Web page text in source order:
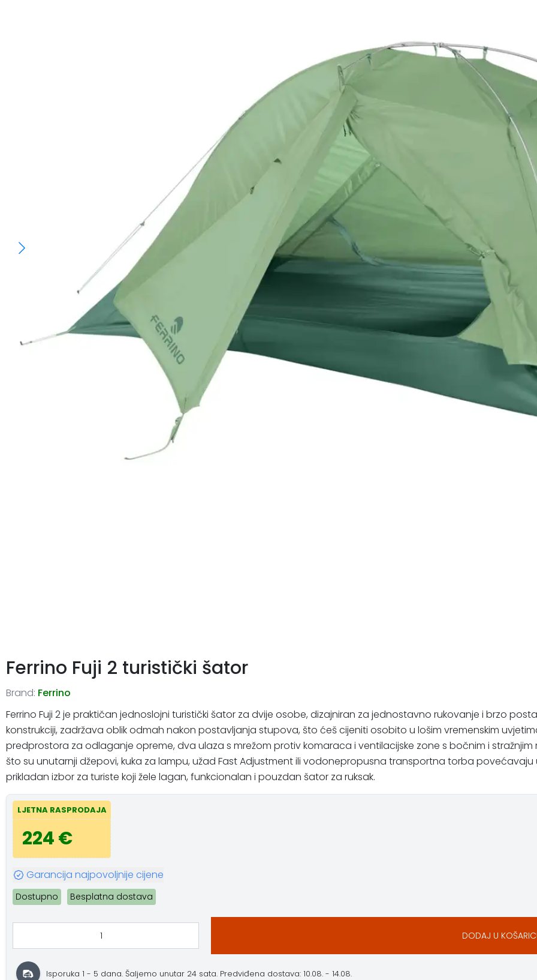
Ferrino Fuji 2 turistički šator
Brand: Ferrino
Ferrino Fuji 2 je praktičan jednoslojni turistički šator za dvije osobe, dizajniran za jednostavno rukovanje i brzo
konstrukciji, zadržava oblik odmah nakon postavljanja stupova, što ćeš cijeniti osobito u lošim vremenskim
predprostora za odlaganje opreme, dva ulaza s mrežom protiv komaraca i ventilacijske zone s bočnim i
što su unutarnji džepovi, kuka za lampu, užad Fast Adjustment ili vodonepropusna transportna torba povećavaju
prikladan izbor za turiste koji žele lagan, funkcionalan i pouzdan šator za ruksak.
LJETNA RASPRODAJA
224 €
Garancija najpovoljnije cijene
Dostupno Besplatna dostava
DODAJ U
Isporuka 1 - 5 dana. Šaljemo unutar 24 sata. Predviđena dostava: 10.08. - 14.08.